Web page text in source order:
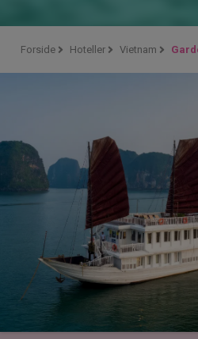
Forside Hoteller Vietnam